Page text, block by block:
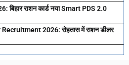
राशन कार्ड नया Smart PDS 2.0
2026: रोहतास में राशन डीलर